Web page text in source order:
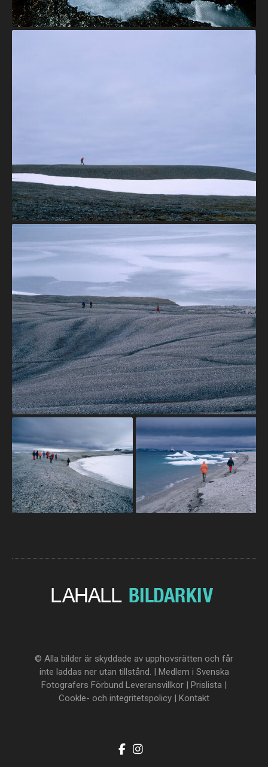
© Alla bilder är skyddade av upphovsrätten och får
inte laddas ner utan tillstånd. | Medlem i Svenska
Fotografers Förbund Leveransvillkor | Prislista |
Cookle- och integritetspolicy | Kontakt